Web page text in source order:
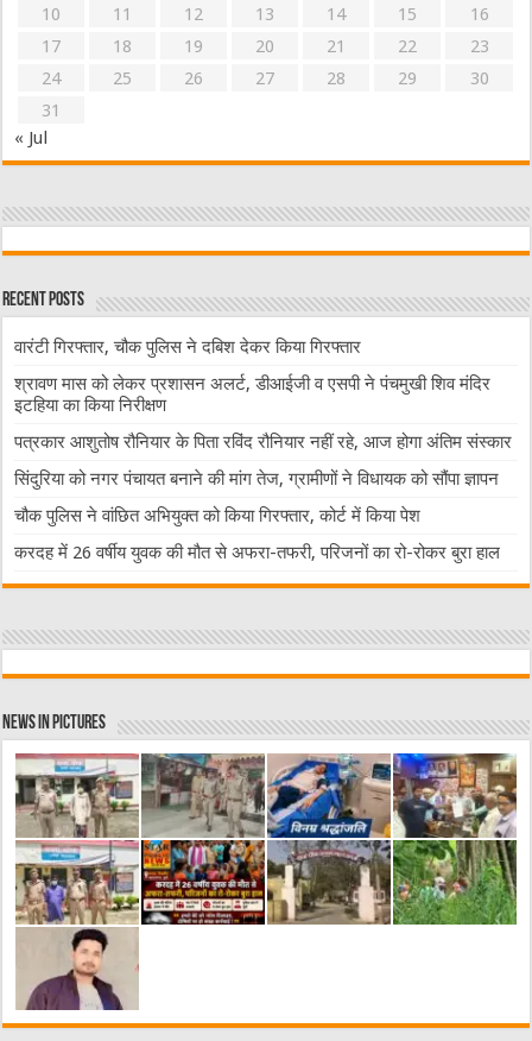
10
11 12 13 14 15
16
17
18 19 20 21 22
23
24
25 26 27 28 29
30
31
« Jul
Recent Posts
वारंटी गिरफ्तार, चौक पुलिस ने दबिश देकर किया गिरफ्तार
श्रावण मास को लेकर प्रशासन अलर्ट, डीआईजी व एसपी ने पंचमुखी शिव मंदिर
इटहिया का किया निरीक्षण
पत्रकार आशुतोष रौनियार के पिता रविंद रौनियार नहीं रहे, आज होगा अंतिम संस्कार
सिंदुरिया को नगर पंचायत बनाने की मांग तेज, ग्रामीणों ने विधायक को सौंपा ज्ञापन
चौक पुलिस ने वांछित अभियुक्त को किया गिरफ्तार, कोर्ट में किया पेश
करदह में 26 वर्षीय युवक की मौत से अफरा-तफरी, परिजनों का रो-रोकर बुरा हाल
News in Pictures